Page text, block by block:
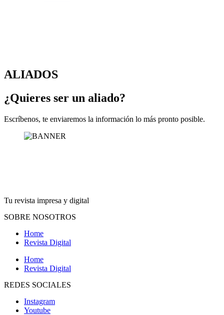
ALIADOS
¿Quieres ser un aliado?
Escríbenos, te enviaremos la información lo más pronto posible.
Tu revista impresa y digital
SOBRE NOSOTROS
Home
Revista Digital
Home
Revista Digital
REDES SOCIALES
Instagram
Youtube